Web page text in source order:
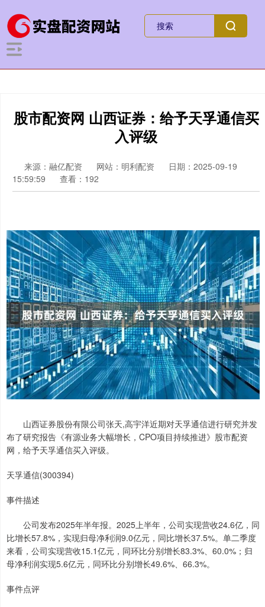
股市配资网 山西证券：给予天孚通信买
入评级
来源：融亿配资 网站：明利配资
日期：2025-09-19
15:59:59
查看：192
山西证券股份有限公司张天,高宇洋近期对天孚通信进行研究并发
布了研究报告《有源业务大幅增长，CPO项目持续推进》股市配资
网，给予天孚通信买入评级。
天孚通信(300394)
事件描述
公司发布2025年半年报。2025上半年，公司实现营收24.6亿，同
比增长57.8%，实现归母净利润9.0亿元，同比增长37.5%。单二季度
来看，公司实现营收15.1亿元，同环比分别增长83.3%、60.0%；归
母净利润实现5.6亿元，同环比分别增长49.6%、66.3%。
事件点评